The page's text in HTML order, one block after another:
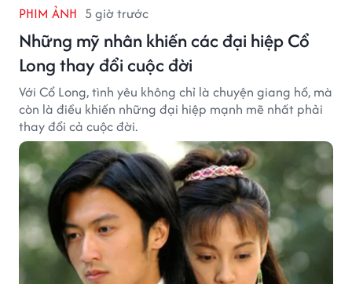
PHIM ẢNH 5 giờ trước
Những mỹ nhân khiến các đại hiệp Cổ
Long thay đổi cuộc đời
Với Cổ Long, tình yêu không chỉ là chuyện giang hồ, mà
còn là điều khiến những đại hiệp mạnh mẽ nhất phải
thay đổi cả cuộc đời.